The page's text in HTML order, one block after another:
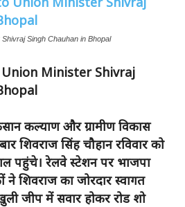
Singh Chauhan in Bhopal
Minister Shivraj
कल्याण और ग्रामीण विकास
शिवराज सिंह चौहान रविवार को
पहुंचे। रेलवे स्टेशन पर भाजपा
शिवराज का जोरदार स्वागत
जीप में सवार होकर रोड शो